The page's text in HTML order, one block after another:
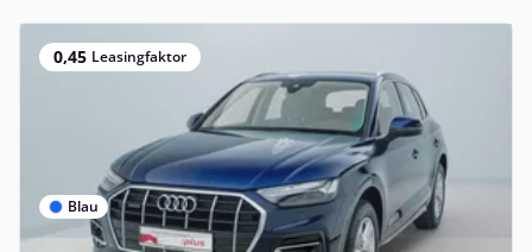
0,45 Leasingfaktor
Blau